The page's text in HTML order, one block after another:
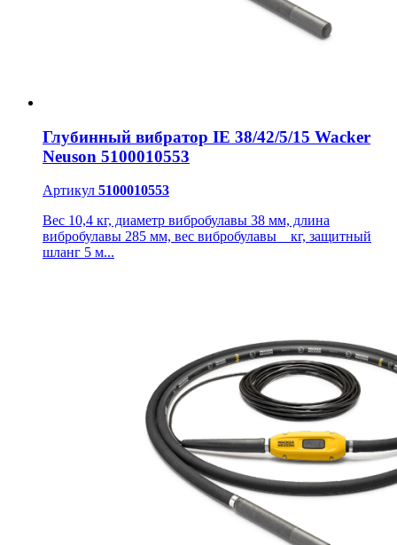
Глубинный вибратор IE 38/42/5/15 Wacker
Neuson 5100010553
Артикул 5100010553
Вес 10,4 кг, диаметр вибробулавы 38 мм, длина
вибробулавы 285 мм, вес вибробулавы _ кг, защитный
шланг 5 м...